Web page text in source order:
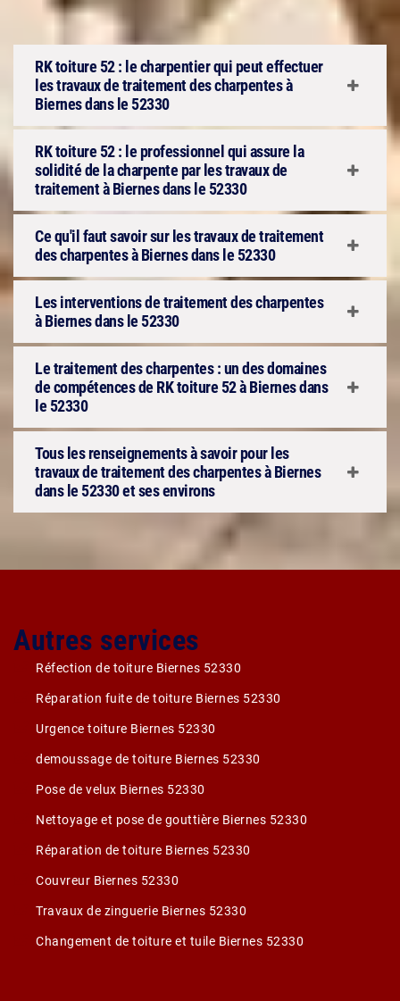
RK toiture 52 : le charpentier qui peut effectuer
les travaux de traitement des charpentes à
Biernes dans le 52330
RK toiture 52 : le professionnel qui assure la
solidité de la charpente par les travaux de
traitement à Biernes dans le 52330
Ce qu'il faut savoir sur les travaux de traitement
des charpentes à Biernes dans le 52330
Les interventions de traitement des charpentes
à Biernes dans le 52330
Le traitement des charpentes : un des domaines
de compétences de RK toiture 52 à Biernes dans
le 52330
Tous les renseignements à savoir pour les
travaux de traitement des charpentes à Biernes
dans le 52330 et ses environs
Autres services
Réfection de toiture Biernes 52330
Réparation fuite de toiture Biernes 52330
Urgence toiture Biernes 52330
demoussage de toiture Biernes 52330
Pose de velux Biernes 52330
Nettoyage et pose de gouttière Biernes 52330
Réparation de toiture Biernes 52330
Couvreur Biernes 52330
Travaux de zinguerie Biernes 52330
Changement de toiture et tuile Biernes 52330